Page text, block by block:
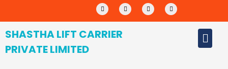
SHASTHA LIFT CARRIER
PRIVATE LIMITED